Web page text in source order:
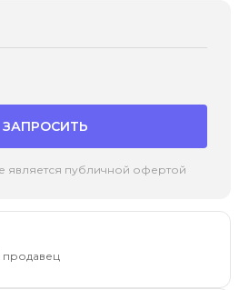
ЗАПРОСИТЬ
является публичной офертой